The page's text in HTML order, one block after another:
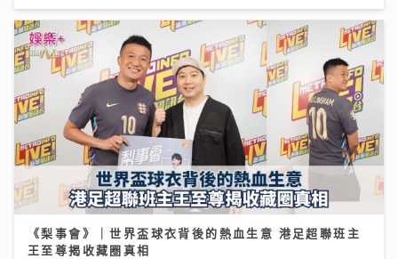
《梨事會》｜世界盃球衣背後的熱血生意 港足超聯班主
王至尊揭收藏圈真相